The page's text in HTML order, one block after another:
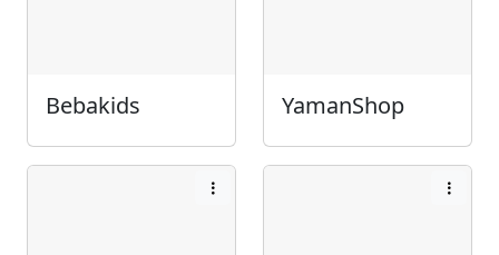
Bebakids YamanShop